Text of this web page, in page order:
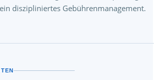
diszipliniertes Gebührenmanagement.